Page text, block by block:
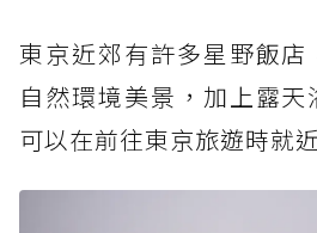
東京近郊有許多星野飯
自然環境美景，加上露
可以在前往東京旅遊時就